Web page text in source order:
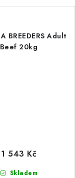
BREEDERS Adult
Beef 20kg
Skladem
1 543 Kč